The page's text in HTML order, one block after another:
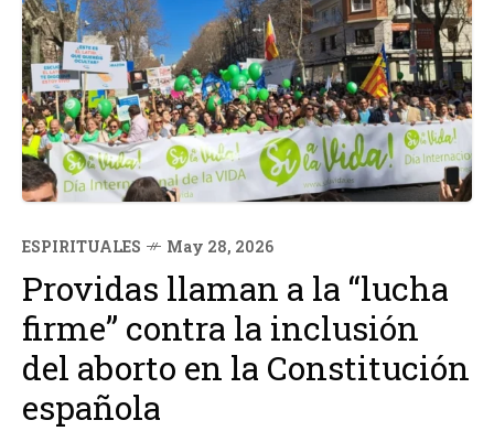
ESPIRITUALES May 28, 2026
Providas llaman a la “lucha
firme” contra la inclusión
del aborto en la Constitución
española